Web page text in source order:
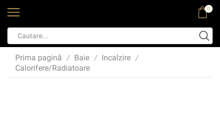
0
Prima pagină / Baie / Incalzire /
Calorifere/Radiatoare